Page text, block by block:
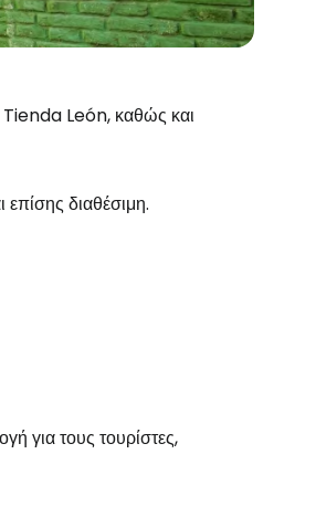
Tienda León, καθώς και
διαθέσιμη.
για τους τουρίστες,